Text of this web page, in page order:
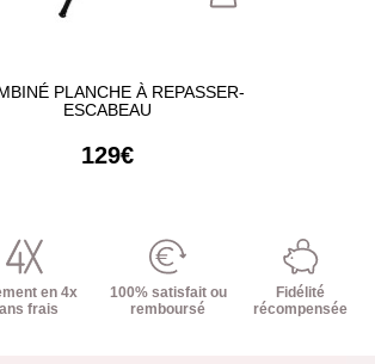
PLANCHE À REPASSER-
ESCABEAU
129€
en 4x
frais
100% satisfait ou
remboursé
Fidélité
récompensée